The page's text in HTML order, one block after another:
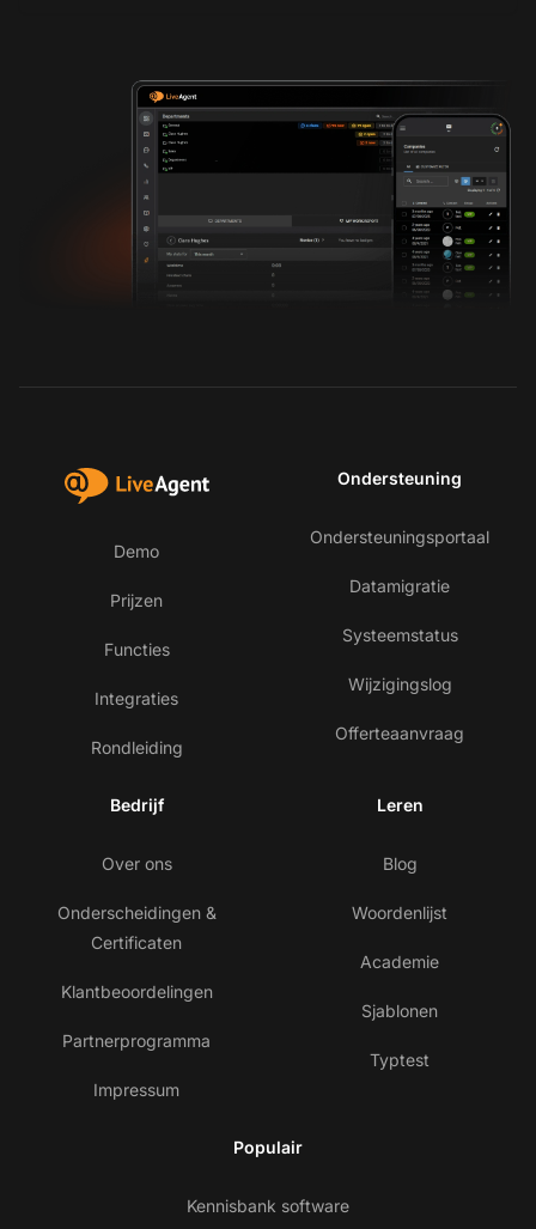
Demo
Prijzen
Functies
Integraties
Rondleiding
Ondersteuning
Ondersteuningsportaal
Datamigratie
Systeemstatus
Wijzigingslog
Offerteaanvraag
Bedrijf
Over ons
Onderscheidingen &
Certificaten
Klantbeoordelingen
Partnerprogramma
Impressum
Leren
Blog
Woordenlijst
Academie
Sjablonen
Typtest
Populair
Kennisbank software